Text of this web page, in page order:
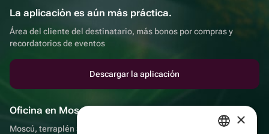
La aplicación es aún más práctica.
Área del cliente del destinatario, más bonos por compras y
recordatorios de eventos
Descargar la aplicación
Oficina en Moscú
Moscú, terraplén Sadovnicheskaya, 9, sala 2/3 ×